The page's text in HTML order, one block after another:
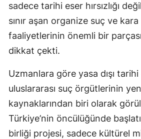
sadece tarihi eser hırsızlığı
sınır aşan organize suç ve
faaliyetlerinin önemli bir
dikkat çekti.
Uzmanlara göre yasa dışı
uluslararası suç örgütlerinin
kaynaklarından biri olarak
Türkiye’nin öncülüğünde
birliği projesi, sadece kültürel